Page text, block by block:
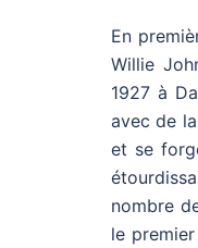
En
Willie
1927 à
avec de
et se
nombre
le